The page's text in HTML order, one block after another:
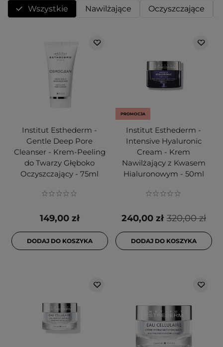
Wszystkie Nawilżające Oczyszczające
Institut Esthederm -
Gentle Deep Pore
Cleanser - Krem-Peeling
do Twarzy Głęboko
Oczyszczający - 75ml
149,00 zł
DODAJ DO KOSZYKA
PROMOCJA
Institut Esthederm -
Intensive Hyaluronic
Cream - Krem
Nawilżający z Kwasem
Hialuronowym - 50ml
320,00 zł
240,00 zł
DODAJ DO KOSZYKA